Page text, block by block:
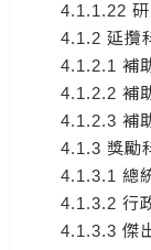
4.1.1.22
4.1.2 延攬
4.1.2.1 補
4.1.2.2 補
4.1.2.3 補
4.1.3 獎勵
4.1.3.1 總
4.1.3.2 行
4.1.3.3 傑